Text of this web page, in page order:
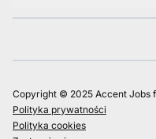
Copyright © 2025 Accent Jobs
Polityka prywatności
Polityka cookies